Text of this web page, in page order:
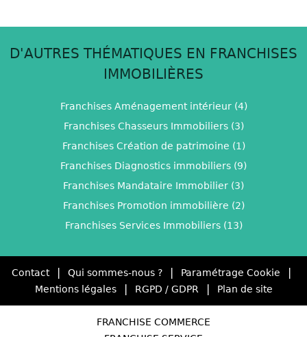
D'AUTRES THÉMATIQUES EN FRANCHISES
IMMOBILIÈRES
Franchises Aménagement intérieur (4)
Franchises Chasseurs Immobiliers (3)
Franchises Création de patrimoine (1)
Franchises Diagnostics immobiliers (9)
Franchises Mandataire Immobilier (3)
Franchises Promotion immobilière (2)
Franchises Services Immobiliers (13)
Contact Qui sommes-nous ? Paramétrage Cookie
Mentions légales RGPD / GDPR Plan de site
FRANCHISE COMMERCE